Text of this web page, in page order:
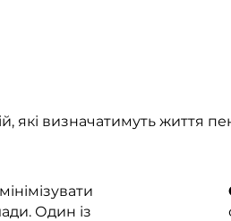
які визначатимуть життя
Один із